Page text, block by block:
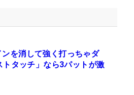
を消して強く打っちゃダ
タッチ」なら3パットが激